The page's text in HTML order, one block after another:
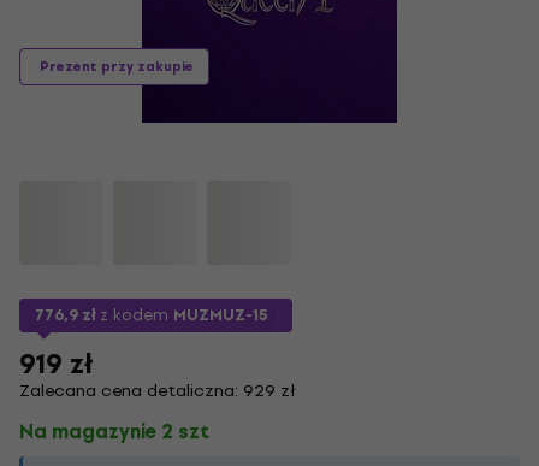
Prezent przy zakupie
776,9 złz kodem MUZMUZ-15
919 zł
Zalecana cena detaliczna: 929 zł
Na magazynie 2 szt